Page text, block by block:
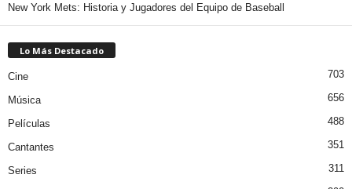
New York Mets: Historia y Jugadores del Equipo de Baseball
Lo Más Destacado
Cine 703
Música 656
Películas 488
Cantantes 351
Series 311